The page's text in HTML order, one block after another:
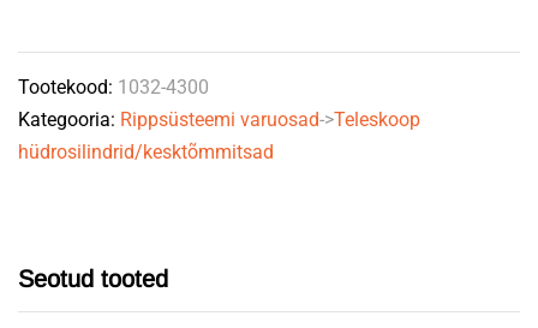
quantity
Tootekood: 1032-4300
Kategooria: Rippsüsteemi varuosad->Teleskoop
hüdrosilindrid/kesktõmmitsad
Seotud tooted